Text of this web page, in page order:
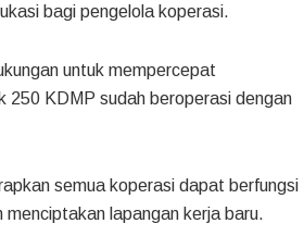
bagi pengelola koperasi.
untuk mempercepat
250 KDMP sudah beroperasi dengan
semua koperasi dapat berfungsi
lapangan kerja baru.